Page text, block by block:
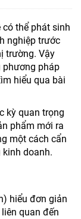
thể phát sinh
nghiệp trước
trường. Vậy
phương pháp
hiểu qua bài
kỳ quan trọng
phẩm mới ra
một cách cẩn
doanh.
hiểu đơn giản
quan đến